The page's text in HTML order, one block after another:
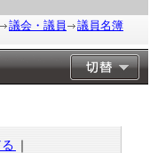
議会・議員 議員名簿
｜